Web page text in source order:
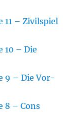
11 – Zivilspiel
10 – Die
9 – Die Vor-
8 – Cons